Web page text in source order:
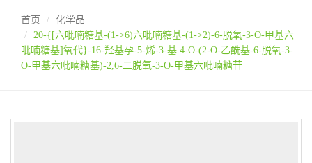
首页
化学品
20-{[六吡喃糖基-(1->6)六吡喃糖基-(1->2)-6-脱氧-3-O-甲基六
吡喃糖基]氧代}-16-羟基孕-5-烯-3-基 4-O-(2-O-乙酰基-6-脱氧-3-
O-甲基六吡喃糖基)-2,6-二脱氧-3-O-甲基六吡喃糖苷